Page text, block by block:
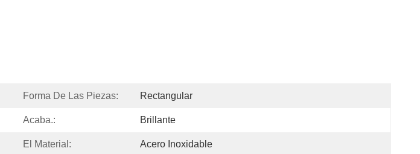
Forma De Las Piezas: Rectangular
Acaba.: Brillante
El Material: Acero Inoxidable